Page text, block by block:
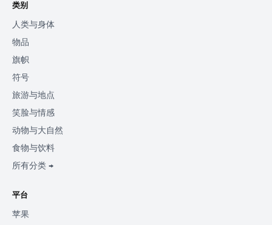
类别
人类与身体
物品
旗帜
符号
旅游与地点
笑脸与情感
动物与大自然
食物与饮料
所有分类 →
平台
苹果